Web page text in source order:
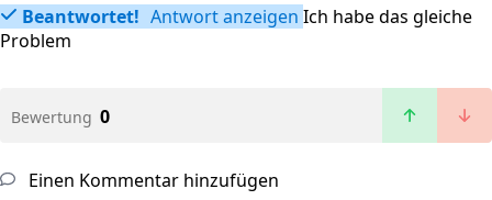
Beantwortet! Antwort anzeigen Ich habe das gleiche
Problem
Bewertung 0
Einen Kommentar hinzufügen